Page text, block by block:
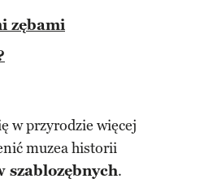
zębami
w przyrodzie więcej
muzea historii
szablozębnych.